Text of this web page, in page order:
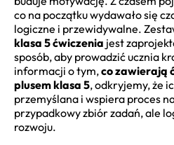
co na początku wydawało się
logiczne i przewidywalne.
klasa 5 ćwiczenia jest
sposób, aby prowadzić ucznia
informacji o tym,co zawierają
plusem klasa 5, odkryjemy, że
przemyślana i wspiera proces
przypadkowy zbiór zadań, ale
rozwoju.